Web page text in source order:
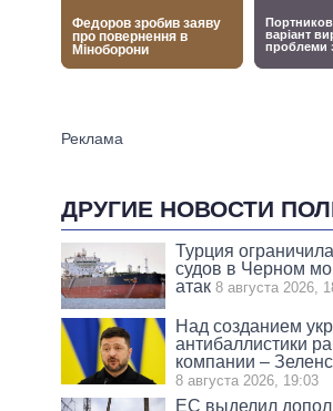
ДРУГИЕ НОВОСТИ
Турция
судов в Черном
атак 8 августа 2026,
Над созданием
антибаллистики
компании –
8 августа 2026, 19:03
ЕС выделил